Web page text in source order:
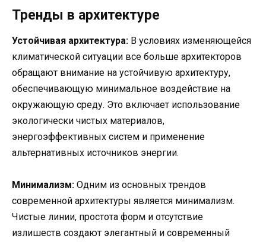
Тренды в архитектуре
Устойчивая архитектура: В условиях изменяющейся
климатической ситуации все больше архитекторов
обращают внимание на устойчивую архитектуру,
обеспечивающую минимальное воздействие на
окружающую среду. Это включает использование
экологически чистых материалов,
энергоэффективных систем и применение
альтернативных источников энергии.
Минимализм: Одним из основных трендов
современной архитектуры является минимализм.
Чистые линии, простота форм и отсутствие
излишеств создают элегантный и современный